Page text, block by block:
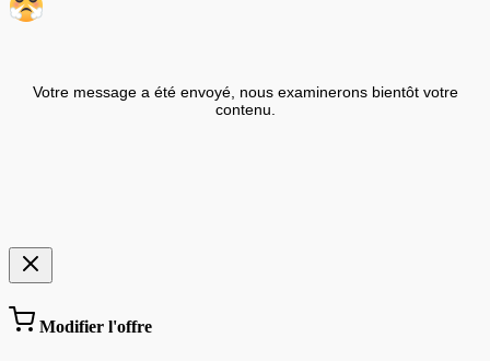
Votre message a été envoyé, nous examinerons bientôt votre
contenu.
Modifier l'offre